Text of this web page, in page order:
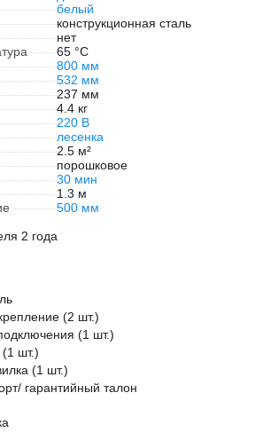
белый
конструкционная сталь
нет
65 °С
800 мм
532 мм
237 мм
4.4 кг
220 В
лесенка
2.5 м²
порошковое
30 мин
1.3 м
500 мм
2 года
(2 шт.)
(1 шт.)
(1 шт.)
(1 шт.)
гарантийный талон